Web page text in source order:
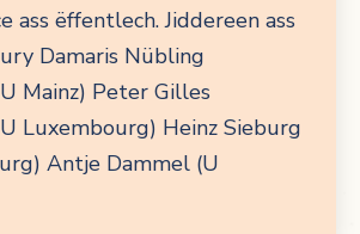
ass ëffentlech. Jiddereen ass
Damaris Nübling
Mainz) Peter Gilles
Luxembourg) Heinz Sieburg
Antje Dammel (U